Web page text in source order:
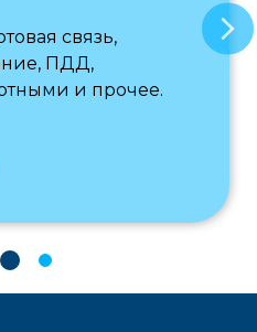
связь,
ПДД,
и прочее.